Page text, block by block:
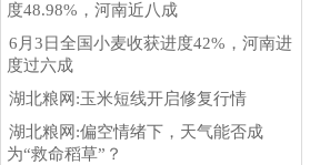
度48.98%，河南近八成
6月3日全国小麦收获进度42%，河南进
度过六成
湖北粮网:玉米短线开启修复行情
湖北粮网:偏空情绪下，天气能否成
为“救命稻草”？